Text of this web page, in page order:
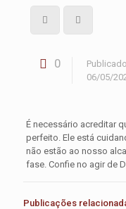
0
06/05/
É necessário acreditar
perfeito. Ele está
não estão ao nosso
fase. Confie no agir de
Publicações